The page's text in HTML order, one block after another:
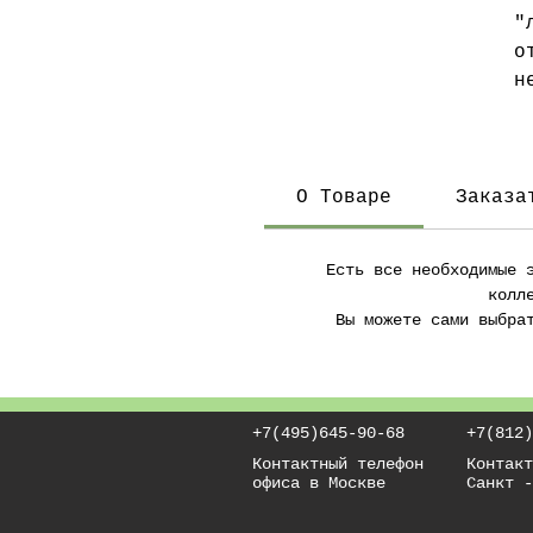
О Товаре
Есть все необходимые
Вы можете сами
+7(495)645-90-68
Контактный телефон
офиса в Москве
Санкт